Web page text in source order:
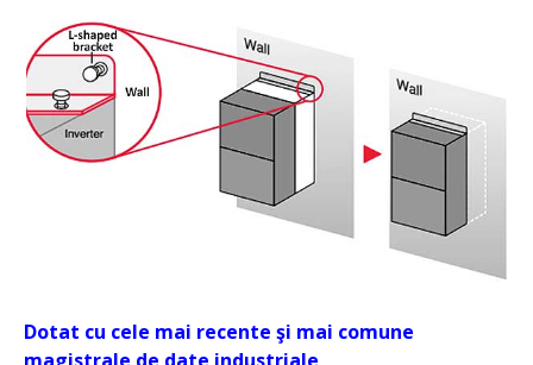
Dotat cu cele mai recente şi mai comune